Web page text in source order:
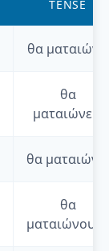
TENSE
θα ματαιώνώ
θα
ματαιώνεις
θα ματαιώνει
θα
ματαιώνουμε